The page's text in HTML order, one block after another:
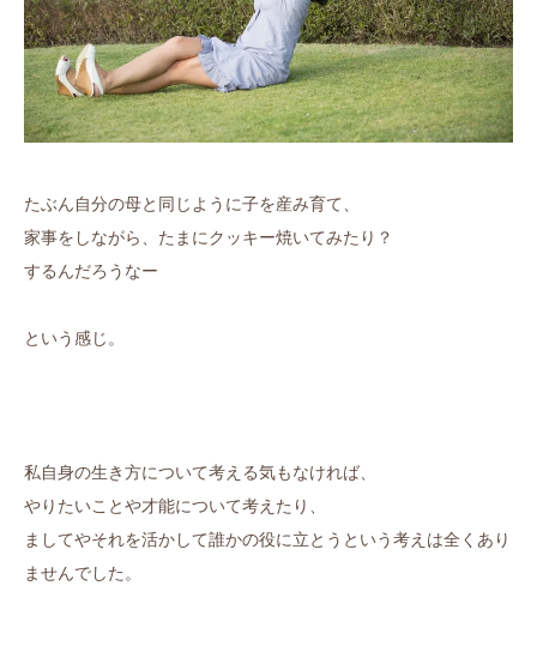
たぶん自分の母と同じように子を産み育て、
家事をしながら、たまにクッキー焼いてみたり？
するんだろうなー
という感じ。
私自身の生き方について考える気もなければ、
やりたいことや才能について考えたり、
ましてやそれを活かして誰かの役に立とうという考えは全くあり
ませんでした。